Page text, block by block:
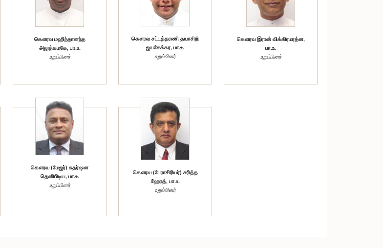
கௌரவ மஹிந்தானந்த
அலுத்கமகே, பா.உ.
உறுப்பினர்
கௌரவ சட்டத்தரணி தயாசிறி
ஜயசேக்கர, பா.உ.
உறுப்பினர்
கௌரவ இரான் விக்கிரமரத்ன,
பா.உ.
உறுப்பினர்
கௌரவ (மேஜர்) சுதர்ஷன
தெனிபிடிய, பா.உ.
உறுப்பினர்
கௌரவ (பேராசிரியர்) சரித்த
ஹேரத், பா.உ.
உறுப்பினர்